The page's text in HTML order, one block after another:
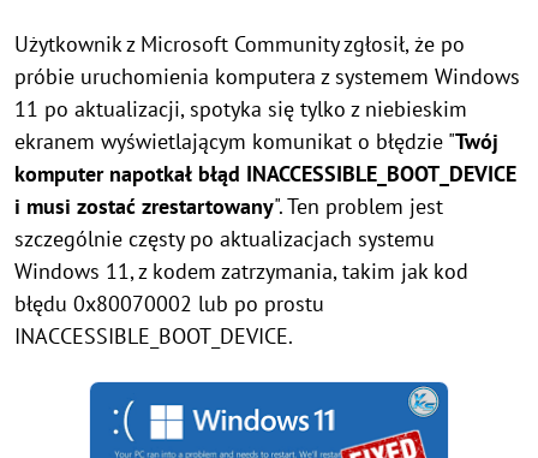
Użytkownik z Microsoft Community zgłosił, że po
próbie uruchomienia komputera z systemem Windows
11 po aktualizacji, spotyka się tylko z niebieskim
ekranem wyświetlającym komunikat o błędzie "Twój
komputer napotkał błąd INACCESSIBLE_BOOT_DEVICE
i musi zostać zrestartowany". Ten problem jest
szczególnie częsty po aktualizacjach systemu
Windows 11, z kodem zatrzymania, takim jak kod
błędu 0x80070002 lub po prostu
INACCESSIBLE_BOOT_DEVICE.